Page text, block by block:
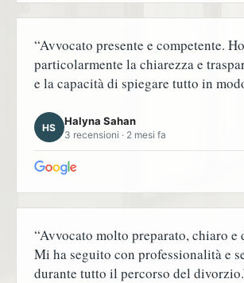
“Avvocato presente e competente.
particolarmente la chiarezza e
e la capacità di spiegare tutto in
HS
Halyna Sahan
3 recensioni · 2 mesi fa
“Avvocato molto preparato, chiaro e
Mi ha seguito con professionalità e
durante tutto il percorso del